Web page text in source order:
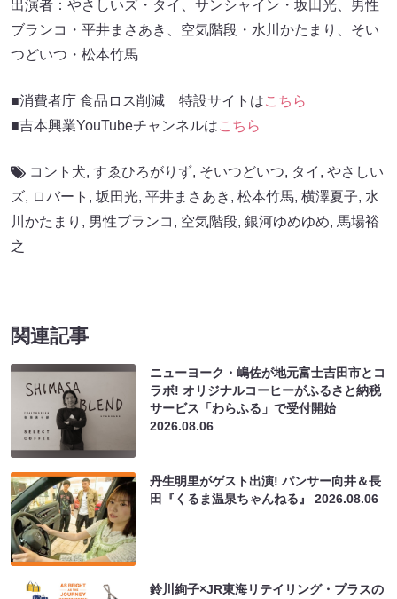
出演者：やさしいズ・タイ、サンシャイン・坂田光、男性
ブランコ・平井まさあき、空気階段・水川かたまり、そい
つどいつ・松本竹馬
■消費者庁 食品ロス削減 特設サイトはこちら
■吉本興業YouTubeチャンネルはこちら
コント犬, すゑひろがりず, そいつどいつ, タイ , やさしい
ズ, ロバート , 坂田光, 平井まさあき , 松本竹馬, 横澤夏子, 水
川かたまり , 男性ブランコ , 空気階段, 銀河ゆめゆめ, 馬場裕
之
関連記事
ニューヨーク・嶋佐が地元富士吉田市とコ
ラボ! オリジナルコーヒーがふるさと納税
サービス「わらふる」で受付開始
2026.08.06
丹生明里がゲスト出演! パンサー向井＆長
田『くるま温泉ちゃんねる』2026.08.06
鈴川絢子×JR東海リテイリング・プラスの